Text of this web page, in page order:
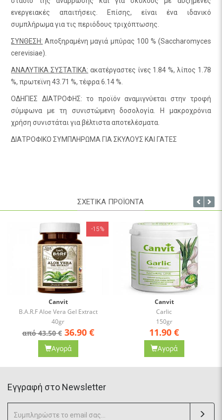
ενεργειακές απαιτήσεις. Επίσης, είναι ένα ιδανικό
συμπλήρωμα για τις περιόδους τριχόπτωσης.
ΣΥΝΘΕΣΗ: Αποξηραμένη μαγιά μπύρας 100 % (Saccharomyces
cerevisiae).
ΑΝΑΛΥΤΙΚΑ ΣΥΣΤΑΤΙΚΑ: ακατέργαστες ίνες 1.84 %, λίπος 1.78
%, πρωτεϊνη 43.71 %, τέφρα 6.14 %.
ΟΔΗΓΙΕΣ ΔΙΑΤΡΟΦΗΣ: το προϊόν αναμιγνύεται στην τροφή
σύμφωνα με τη συνιστώμενη δοσολογία. Η μακροχρόνια
χρήση συνιστάται για βέλτιστα αποτελέσματα.
ΔΙΑΤΡΟΦΙΚΟ ΣΥΜΠΛΗΡΩΜΑ ΓΙΑ ΣΚΥΛΟΥΣ ΚΑΙ ΓΑΤΕΣ
ΣΧΕΤΙΚΑ ΠΡΟΪΟΝΤΑ
Canvit
B.A.R.F Aloe Vera Gel Extract
40gr
από 43.50 € 36.90 €
Αγορά
-15%
Canvit
Carlic
150gr
11.90 €
Αγορά
Eγγραφή στο Newsletter